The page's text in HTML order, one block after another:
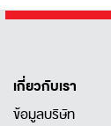
เกี่ยวกับเรา
ข้อมูลบริษัท